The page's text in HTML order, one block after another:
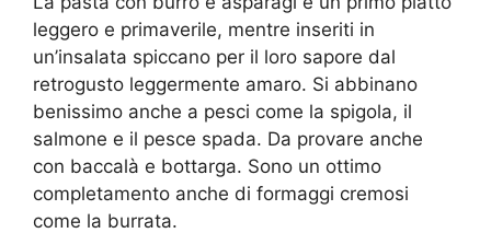
leggero e primaverile, mentre inseriti in
un’insalata spiccano per il loro sapore dal
retrogusto leggermente amaro. Si abbinano
benissimo anche a pesci come la spigola, il
salmone e il pesce spada. Da provare anche
con baccalà e bottarga. Sono un ottimo
completamento anche di formaggi cremosi
come la burrata.